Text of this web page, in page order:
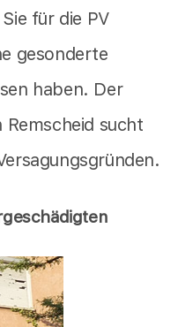
für die PV
gesonderte
haben. Der
sucht